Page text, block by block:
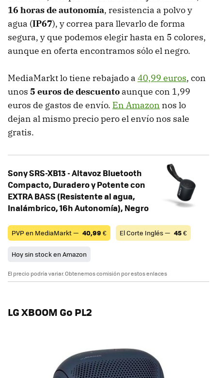
16 horas de autonomía, resistencia a polvo y
agua (IP67), y correa para llevarlo de forma
segura, y que podemos elegir hasta en 5 colores,
aunque en oferta encontramos sólo el negro.
MediaMarkt lo tiene rebajado a 40,99 euros, con
unos 5 euros de descuento aunque con 1,99
euros de gastos de envío. En Amazon nos lo
dejan al mismo precio pero el envío nos sale
gratis.
Sony SRS-XB13 - Altavoz Bluetooth
Compacto, Duradero y Potente con
EXTRA BASS (Resistente al agua,
Inalámbrico, 16h Autonomía), Negro
PVP en MediaMarkt — 40,99 € El Corte Inglés — 45€
Hoy sin stock en Amazon
El precio podría variar. Obtenemos comisión por estos enlaces
LG XBOOM Go PL2